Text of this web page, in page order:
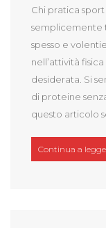
Chi pratica
semplicemente
spesso e
nell’attività
desiderata. Si
di proteine
questo articolo
Continua a